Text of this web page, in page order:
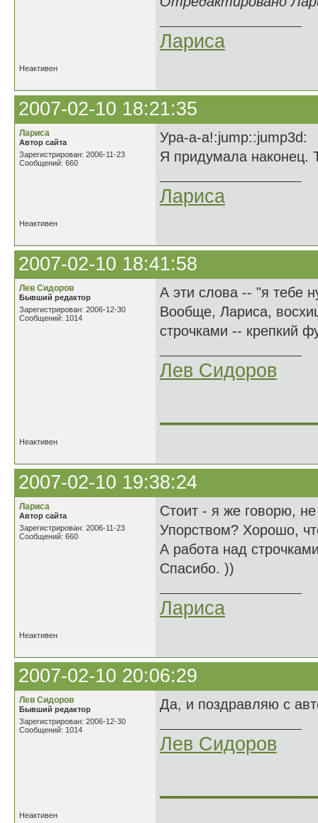
Лариса
Неактивен
2007-02-10 18:21:35
Лариса
Автор сайта
Зарегистрирован: 2006-11-23
Сообщений: 660
Ура-а-а!:jump::jump3d:
Я придумала наконец.
Лариса
Неактивен
2007-02-10 18:41:58
Лев Сидоров
Бывший редактор
Зарегистрирован: 2006-12-30
Сообщений: 1014
А эти слова -- "я тебе
Вообще, Лариса,
строчками -- крепкий
Лев Сидоров
Неактивен
2007-02-10 19:38:24
Лариса
Автор сайта
Зарегистрирован: 2006-11-23
Сообщений: 660
Стоит - я же говорю,
Упорством? Хорошо,
А работа над
Спасибо. ))
Лариса
Неактивен
2007-02-10 20:06:29
Лев Сидоров
Бывший редактор
Зарегистрирован: 2006-12-30
Сообщений: 1014
Да, и поздравляю с
Лев Сидоров
Неактивен